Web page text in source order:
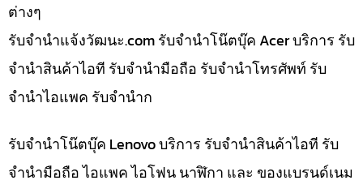
ต่างๆ
รับจํานําแจ้งวัฒนะ.com รับจำนำโน๊ตบุ๊ค Acer บริการ รับ
จำนำสินค้าไอที รับจำนำมือถือ รับจำนำโทรศัพท์ รับ
จำนำไอแพค รับจำนำก
รับจำนำโน๊ตบุ๊ค Lenovo บริการ รับจำนำสินค้าไอที รับ
จำนำมือถือ ไอแพค ไอโฟน นาฬิกา และ ของแบรนด์เนม